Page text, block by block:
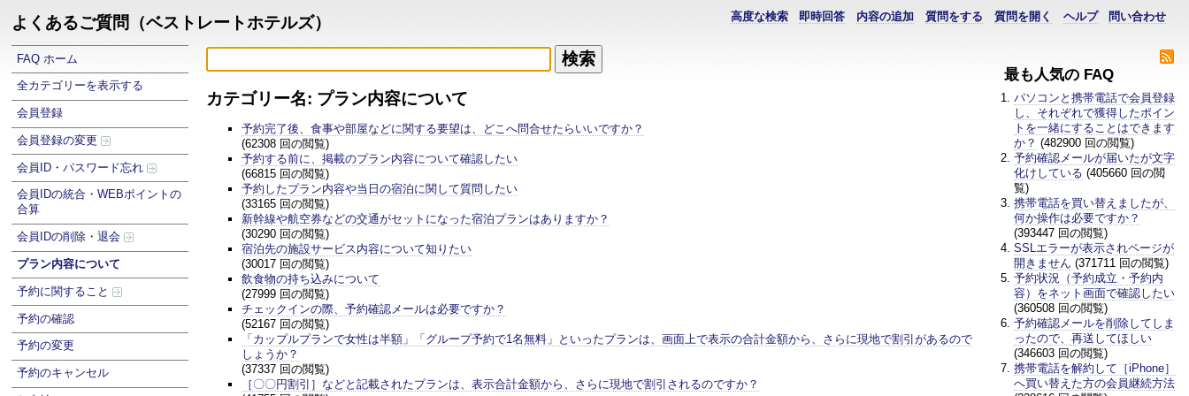
よくあるご質問（ベストレートホテルズ） 問い合わせ
ヘルプ
質問を開く
質問をする
内容の追加
即時回答
高度な検索
FAQ ホーム
全カテゴリーを表示する
会員登録
会員登録の変更
会員ID・パスワード忘れ
会員IDの統合・WEBポイントの
合算
会員IDの削除・退会
プラン内容について
予約に関すること
予約の確認
予約の変更
予約のキャンセル
最も人気の FAQ
パソコンと携帯電話で会員登録
し、それぞれで獲得したポイン
トを一緒にすることはできます
か？ (482900 回の閲覧)
予約確認メールが届いたが文字
化けしている (405660 回の閲
覧)
携帯電話を買い替えましたが、
何か操作は必要ですか？
(393447 回の閲覧)
SSLエラーが表示されページが
開きません (371711 回の閲覧)
予約状況（予約成立・予約内
容）をネット画面で確認したい
(360508 回の閲覧)
予約確認メールを削除してしま
ったので、再送してほしい
(346603 回の閲覧)
携帯電話を解約して［iPhone］
へ買い替えた方の会員継続方法
カテゴリー名: プラン内容について
予約完了後、食事や部屋などに関する要望は、どこへ問合せたらいいですか？
(62308 回の閲覧)
予約する前に、掲載のプラン内容について確認したい
(66815 回の閲覧)
予約したプラン内容や当日の宿泊に関して質問したい
(33165 回の閲覧)
新幹線や航空券などの交通がセットになった宿泊プランはありますか？
(30290 回の閲覧)
宿泊先の施設サービス内容について知りたい
(30017 回の閲覧)
飲食物の持ち込みについて
(27999 回の閲覧)
チェックインの際、予約確認メールは必要ですか？
(52167 回の閲覧)
「カップルプランで女性は半額」「グループ予約で1名無料」といったプランは、画面上で表示の合計金額から、さらに現地で割引があるので
しょうか？
(37337 回の閲覧)
［〇〇円割引］などと記載されたプランは、表示合計金額から、さらに現地で割引されるのですか？